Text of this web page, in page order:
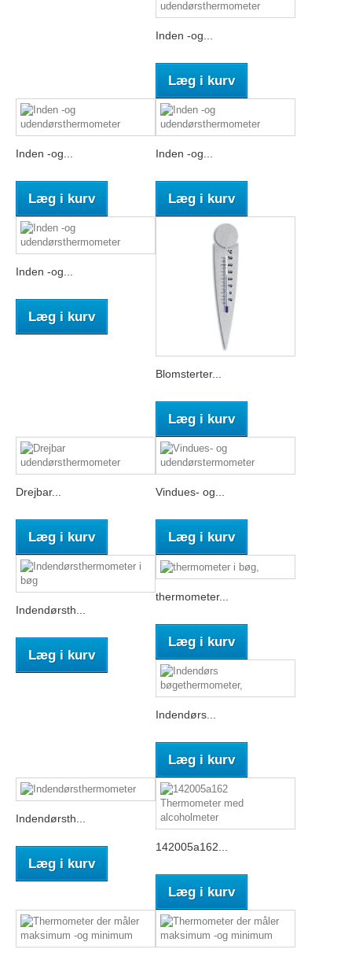
Inden -og...
Læg i kurv
Inden -og...
Læg i kurv
Inden -og...
Læg i kurv
Inden -og...
Læg i kurv
Blomsterter...
Læg i kurv
Drejbar...
Læg i kurv
Vindues- og...
Læg i kurv
Indendørsth...
Læg i kurv
thermometer...
Læg i kurv
Indendørs...
Læg i kurv
Indendørsth...
Læg i kurv
142005a162...
Læg i kurv